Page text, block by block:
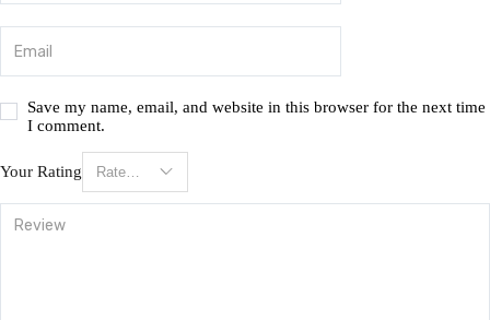
Save my name, email, and website in this browser for the next time
I comment.
Your Rating